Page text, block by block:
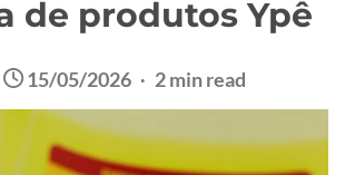
de produtos Ypê
15/05/2026 2 min read